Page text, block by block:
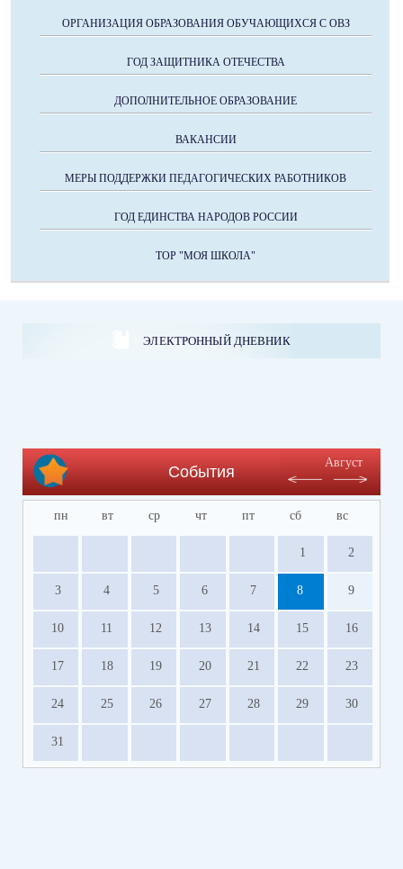
ОРГАНИЗАЦИЯ ОБРАЗОВАНИЯ ОБУЧАЮЩИХСЯ С ОВЗ
ГОД ЗАЩИТНИКА ОТЕЧЕСТВА
ДОПОЛНИТЕЛЬНОЕ ОБРАЗОВАНИЕ
ВАКАНСИИ
МЕРЫ ПОДДЕРЖКИ ПЕДАГОГИЧЕСКИХ РАБОТНИКОВ
ГОД ЕДИНСТВА НАРОДОВ РОССИИ
ТОР "МОЯ ШКОЛА"
ЭЛЕКТРОННЫЙ ДНЕВНИК
События
Август
пн вт ср чт пт сб вс
1 2
3 4 5 6 7 8 9
10 11 12 13 14 15 16
17 18 19 20 21 22 23
24 25 26 27 28 29 30
31